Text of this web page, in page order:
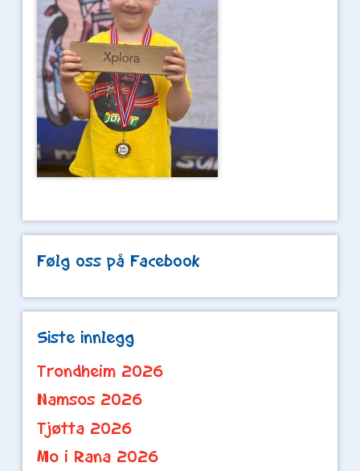
Følg oss på Facebook
Siste innlegg
Trondheim 2026
Namsos 2026
Tjøtta 2026
Mo i Rana 2026